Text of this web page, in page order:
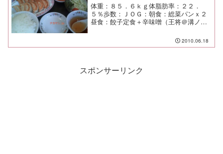
体重：８５．６ｋｇ体脂肪率：２２．
５％歩数：ＪＯＧ：朝食：総菜パンｘ２
昼食：餃子定食＋辛味噌（王将＠溝ノ
まかった。 久しぶりに食べると旨い
な。
2010.06.18
スポンサーリンク